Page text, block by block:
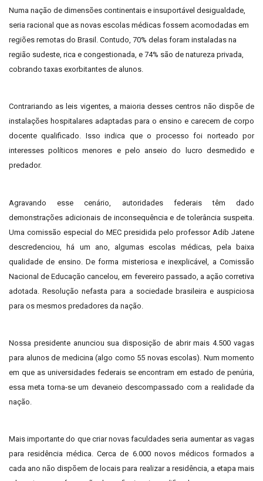
Numa nação de dimensões continentais e insuportável desigualdade,
seria racional que as novas escolas médicas fossem acomodadas em
regiões remotas do Brasil. Contudo, 70% delas foram instaladas na
região sudeste, rica e congestionada, e 74% são de natureza privada,
cobrando taxas exorbitantes de alunos.
Contrariando as leis vigentes, a maioria desses centros não dispõe de
instalações hospitalares adaptadas para o ensino e carecem de corpo
docente qualificado. Isso indica que o processo foi norteado por
interesses políticos menores e pelo anseio do lucro desmedido e
predador.
Agravando esse cenário, autoridades federais têm dado
demonstrações adicionais de inconsequência e de tolerância suspeita.
Uma comissão especial do MEC presidida pelo professor Adib Jatene
descredenciou, há um ano, algumas escolas médicas, pela baixa
qualidade de ensino. De forma misteriosa e inexplicável, a Comissão
Nacional de Educação cancelou, em fevereiro passado, a ação corretiva
adotada. Resolução nefasta para a sociedade brasileira e auspiciosa
para os mesmos predadores da nação.
Nossa presidente anunciou sua disposição de abrir mais 4.500 vagas
para alunos de medicina (algo como 55 novas escolas). Num momento
em que as universidades federais se encontram em estado de penúria,
essa meta torna-se um devaneio descompassado com a realidade da
nação.
Mais importante do que criar novas faculdades seria aumentar as vagas
para residência médica. Cerca de 6.000 novos médicos formados a
cada ano não dispõem de locais para realizar a residência, a etapa mais